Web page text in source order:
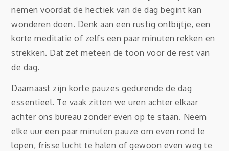
nemen voordat de hectiek van de dag begint kan
wonderen doen. Denk aan een rustig ontbijtje, een
korte meditatie of zelfs een paar minuten rekken en
strekken. Dat zet meteen de toon voor de rest van
de dag.
Daarnaast zijn korte pauzes gedurende de dag
essentieel. Te vaak zitten we uren achter elkaar
achter ons bureau zonder even op te staan. Neem
elke uur een paar minuten pauze om even rond te
lopen, frisse lucht te halen of gewoon even weg te